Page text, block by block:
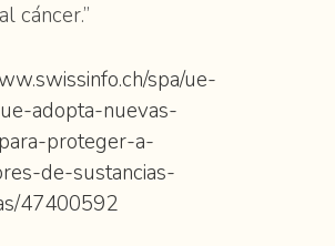
cáncer.”
spa/ue-
adopta-nuevas-
proteger-a-
de-sustancias-
47400592